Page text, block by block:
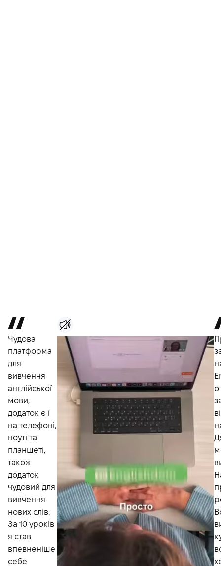
Чудова
платформа
для
вивчення
англійської
мови,
додаток є і
на телефоні,
ноуті та
планшеті,
також
додаток
чудовий для
вивчення
нових слів.
За 10 уроків
я став
впевненіше
себе